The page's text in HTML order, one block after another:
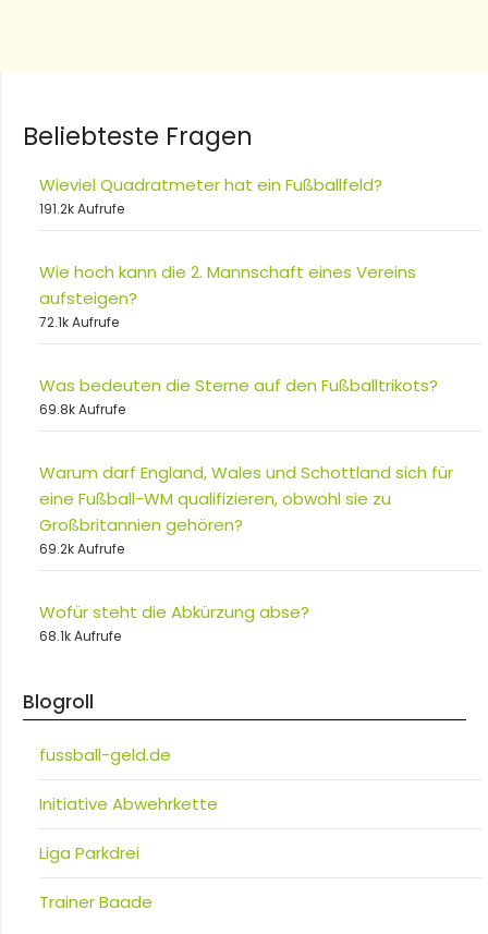
Beliebteste Fragen
Wieviel Quadratmeter hat ein Fußballfeld?
191.2k Aufrufe
Wie hoch kann die 2. Mannschaft eines Vereins
aufsteigen?
72.1k Aufrufe
Was bedeuten die Sterne auf den Fußballtrikots?
69.8k Aufrufe
Warum darf England, Wales und Schottland sich für
eine Fußball-WM qualifizieren, obwohl sie zu
Großbritannien gehören?
69.2k Aufrufe
Wofür steht die Abkürzung abse?
68.1k Aufrufe
Blogroll
fussball-geld.de
Initiative Abwehrkette
Liga Parkdrei
Trainer Baade